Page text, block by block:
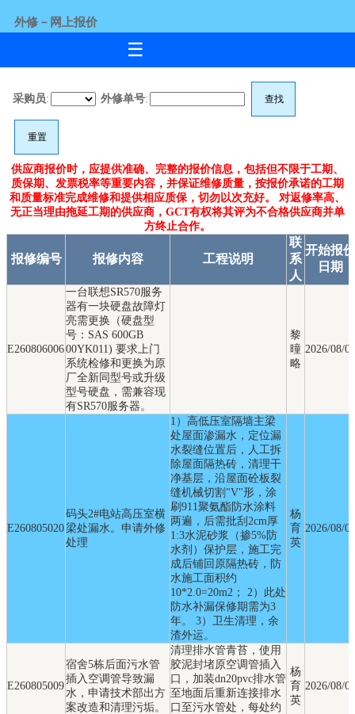
外修－网上报价
☰
采购员: 外修单号:
供应商报价时，应提供准确、完整的报价信息，包括但不限于工期、
质保期、发票税率等重要内容，并保证维修质量，按报价承诺的工期
和质量标准完成维修和提供相应质保，切勿以次充好。 对返修率高、
无正当理由拖延工期的供应商，GCT有权将其评为不合格供应商并单
方终止合作。
报修编号 报修内容 工程说明
联
系
人
开始报价
日期
E260806006
一台联想SR570服务
器有一块硬盘故障灯
亮需更换（硬盘型
号：SAS 600GB
00YK011) 要求上门
系统检修和更换为原
厂全新同型号或升级
型号硬盘，需兼容现
有SR570服务器。
黎
曈
略
2026/08/07
E260805020
码头2#电站高压室横
梁处漏水。申请外修
处理
1）高低压室隔墙主梁
处屋面渗漏水，定位漏
水裂缝位置后，人工拆
除屋面隔热砖，清理干
净基层，沿屋面砼板裂
缝机械切割"V"形，涂
刷911聚氨酯防水涂料
两遍，后需批刮2cm厚
1:3水泥砂浆（掺5%防
水剂）保护层，施工完
成后铺回原隔热砖，防
水施工面积约
10*2.0=20m2； 2）此处
防水补漏保修期需为3
年。 3）卫生清理，余
渣外运。
杨
育
英
2026/08/07
E260805009
宿舍5栋后面污水管
插入空调管导致漏
水，申请技术部出方
案改造和清理污垢。
清理排水管青苔，使用
胶泥封堵原空调管插入
口，加装dn20pvc排水管
至地面后重新连接排水
口至污水管处，每处约
杨
育
英
2026/08/07